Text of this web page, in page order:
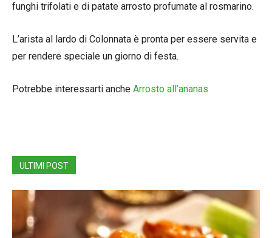
funghi trifolati e di patate arrosto profumate al rosmarino.
L’arista al lardo di Colonnata è pronta per essere servita e
per rendere speciale un giorno di festa.
Potrebbe interessarti anche Arrosto all’ananas
ULTIMI POST